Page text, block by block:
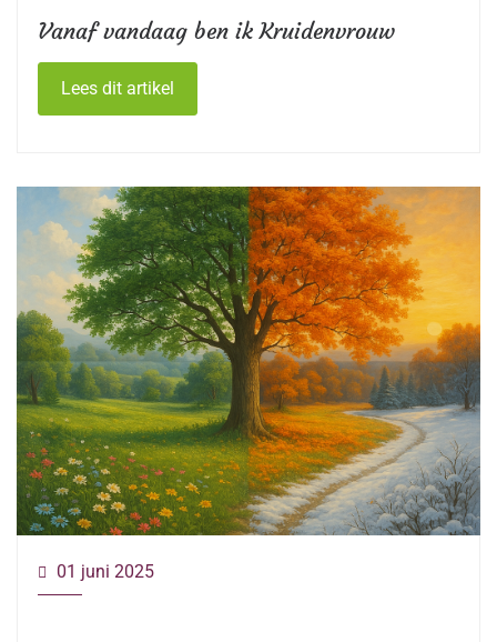
Vanaf vandaag ben ik Kruidenvrouw
Lees dit artikel
01 juni 2025